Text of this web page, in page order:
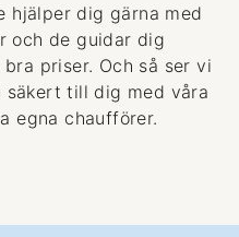
hjälper dig gärna med
och de guidar dig
priser. Och så ser vi
till dig med våra
egna chaufförer.